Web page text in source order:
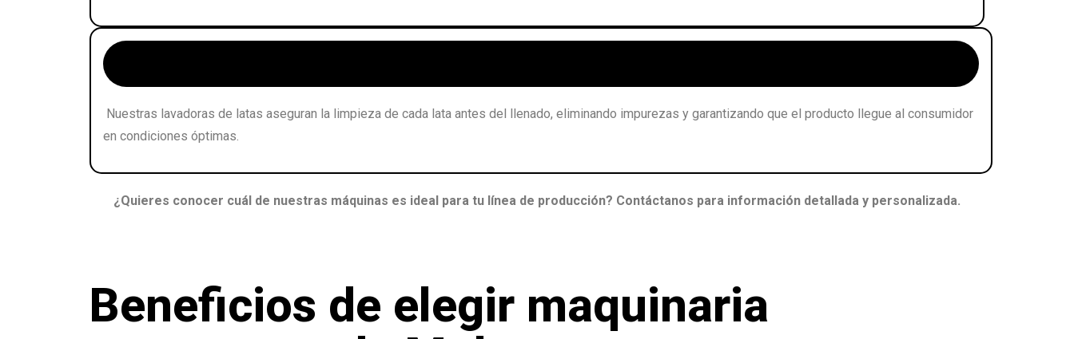
Nuestras lavadoras de latas aseguran la limpieza de cada lata antes del llenado, eliminando impurezas y garantizando que el producto llegue al consumidor
en condiciones óptimas.
¿Quieres conocer cuál de nuestras máquinas es ideal para tu línea de producción? Contáctanos para información detallada y personalizada.
Beneficios de elegir maquinaria